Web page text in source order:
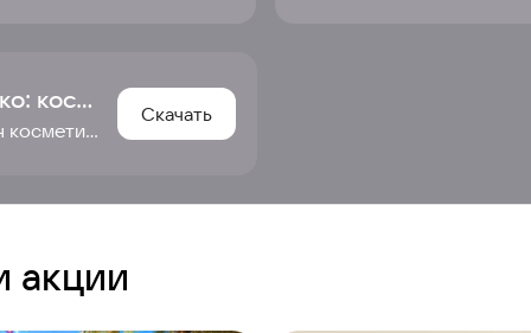
Золотое Яблоко: косметика и парфюмерия
Интернет-магазин косметики, парфюмерии и товаров для дома с быстрой доставкой
Скачать
акции